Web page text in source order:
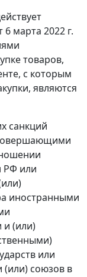
марта 2022 г.
товаров,
с которым
являются
санкций
РФ или
иностранными
и (или)
или
(или) союзов в